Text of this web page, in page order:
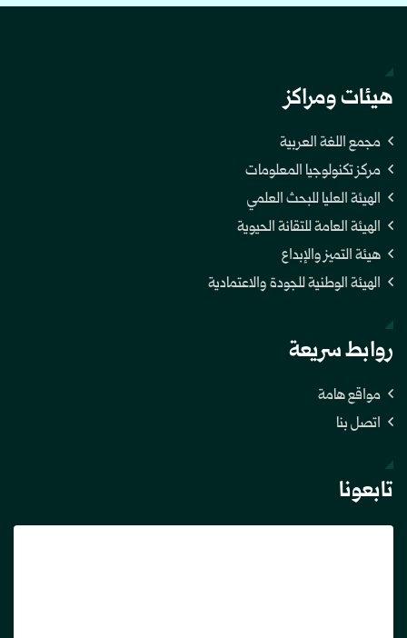
هيئات ومراكز
مجمع اللغة العربية
مركز تكنولوجيا المعلومات
الهيئة العليا للبحث العلمي
الهيئة العامة للتقانة الحيوية
هيئة التميز والإبداع
الهيئة الوطنية للجودة والاعتمادية
روابط سريعة
مواقع هامة
اتصل بنا
تابعونا